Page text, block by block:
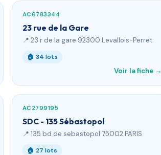
AC6783344
23 rue de la Gare
📍 23 r de la gare 92300 Levallois-Perret
🏠 34 lots
Voir la fiche →
AC2799195
SDC - 135 Sébastopol
📍 135 bd de sebastopol 75002 PARIS
🏠 27 lots